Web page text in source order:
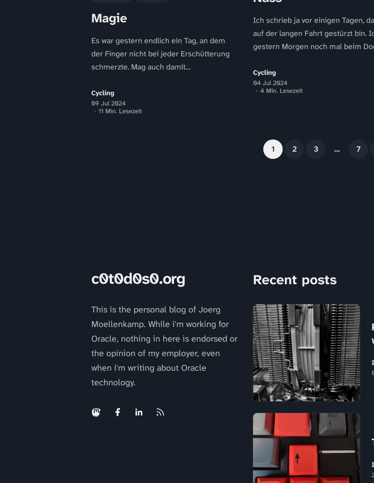
Magie
Es war gestern endlich ein Tag, an dem
der Finger nicht bei jeder Erschütterung
schmerzte. Mag auch damit
Schiene durch...
Cycling
09 Jul 2024
11 Min. Lesezeit
Ich schrieb ja vor einigen Tagen,
auf der langen Fahrt gestürzt bin.
gestern Morgen noch mal beim
Cycling
04 Jul 2024
4 Min. Lesezeit
1 2 3 … 7
c0t0d0s0.org
This is the personal blog of Joerg
Moellenkamp. While i'm working for
Oracle, nothing in here is endorsed or
the opinion of my employer, even
when i'm writing about Oracle
technology.
Recent posts